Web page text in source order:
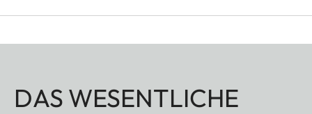
DAS WESENTLICHE